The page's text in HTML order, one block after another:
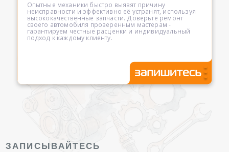
Опытные механики быстро выявят причину
неисправности и эффективно её устранят, используя
высококачественные запчасти. Доверьте ремонт
своего автомобиля проверенным мастерам -
гарантируем честные расценки и индивидуальный
подход к каждому клиенту.
ЗАПИСЫВАЙТЕСЬ